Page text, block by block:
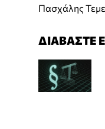
Πασχάλης
ΔΙΑΒΑΣΤΕ